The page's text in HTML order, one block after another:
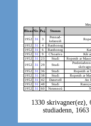
BloazNiv. Paj. Stumm
1952
31 3
Pennad-
kelaouiñ
1952
31 4 Barzhoneg
1952
31 6 Barzhoneg
1952
31 9 C'hoariva Kêr
1952
31 23 Studi Roperzh ar
1952
31 29 Studi
1952
31 36 Studi Roperzh ar
1952
31 38 Studi Roperzh ar
1952
31 42 Danevell An
1952
31 48 Studi
1952
31 60 Notennoù
1330 skrivagner(ez),
studiadenn,